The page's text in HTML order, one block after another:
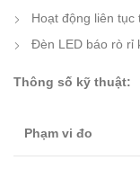
Hoạt động liên tục
Đèn LED báo rò rỉ
Thông số kỹ thuật:
Phạm vi đo